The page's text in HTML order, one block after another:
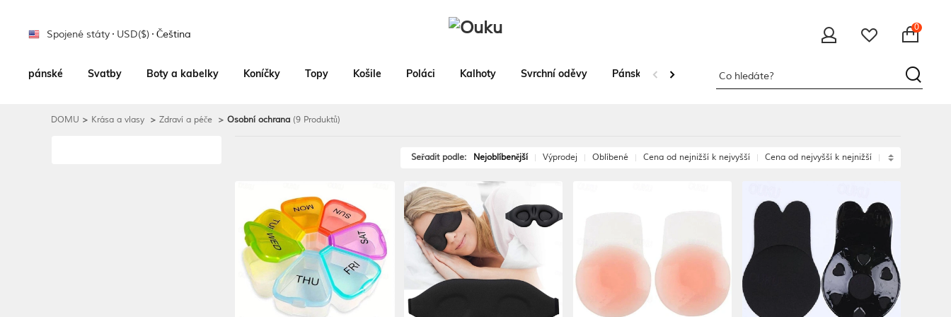
Spojené státy USD($) Čeština
0
pánské Svatby Boty a kabelky Koníčky Topy Košile Poláci Kalhoty Svrchní oděvy Pánské mikiny
DOMU > Krása a vlasy > Zdraví a péče > Osobní ochrana (9 Produktů)
Seřadit podle: Nejoblíbenější Výprodej Oblíbené Cena od nejnižší k nejvyšší Cena od nejvyšší k nejnižší